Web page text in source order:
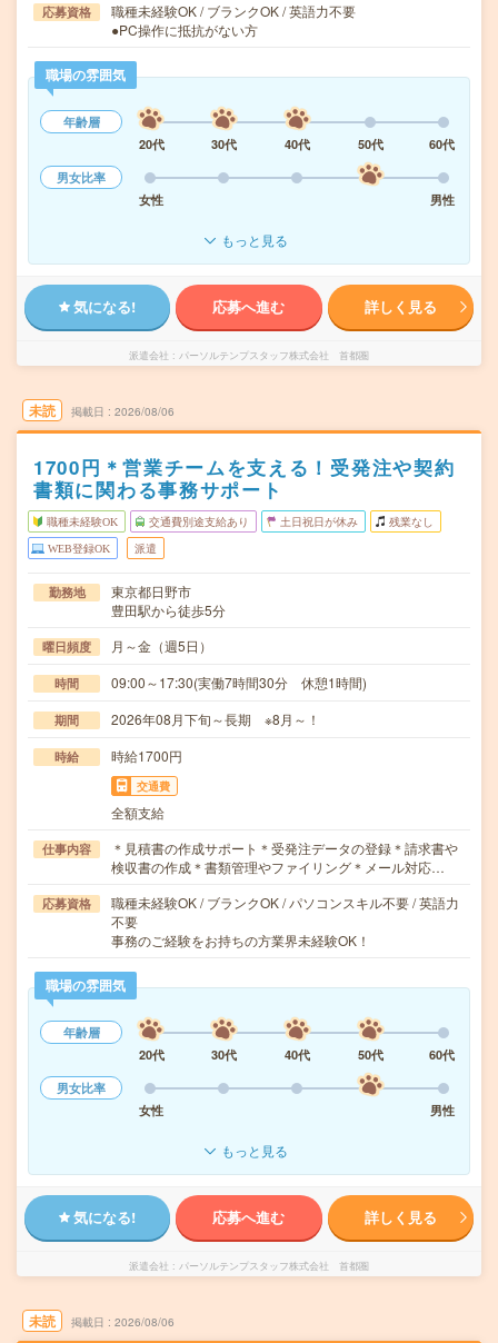
応募資格
職種未経験OK / ブランクOK / 英語力不要
●PC操作に抵抗がない方
職場の雰囲気
年齢層
20代
30代 40代 50代
60代
男女比率
女性
男性
もっと見る
気になる! 応募へ進む 詳しく見る
派遣会社 パーソルテンプスタッフ株式会社 首都圏
未読 掲載日 2026/08/06
1700円＊営業チームを支える！受発注や契約
書類に関わる事務サポート
職種未経験OK 交通費別途支給あり 土日祝日が休み 残業なし
WEB登録OK 派遣
勤務地
東京都日野市
豊田駅から徒歩5分
曜日頻度 月～金（週5日）
時間 09:00～17:30(実働7時間30分 休憩1時間)
期間 2026年08月下旬～長期 ※8月～！
時給 時給1700円
交通費
全額支給
仕事内容
＊見積書の作成サポート＊受発注データの登録＊請求書や
検収書の作成＊書類管理やファイリング＊メール対応…
応募資格
職種未経験OK / ブランクOK / パソコンスキル不要 / 英語力
不要
事務のご経験をお持ちの方業界未経験OK！
職場の雰囲気
年齢層
20代
30代 40代 50代
60代
男女比率
女性
男性
もっと見る
気になる! 応募へ進む 詳しく見る
派遣会社 パーソルテンプスタッフ株式会社 首都圏
未読 掲載日 2026/08/06